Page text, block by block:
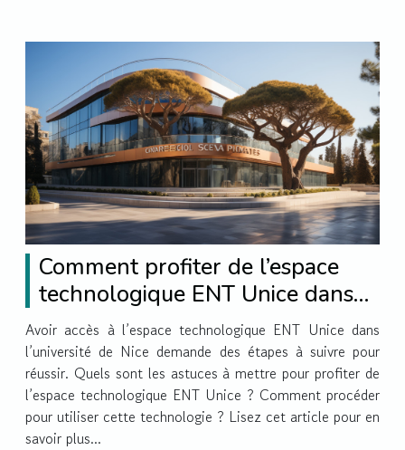
Comment profiter de l’espace
technologique ENT Unice dans
l’université de Nice ?
Avoir accès à l’espace technologique ENT Unice dans
l’université de Nice demande des étapes à suivre pour
réussir. Quels sont les astuces à mettre pour profiter de
l’espace technologique ENT Unice ? Comment procéder
pour utiliser cette technologie ? Lisez cet article pour en
savoir plus...